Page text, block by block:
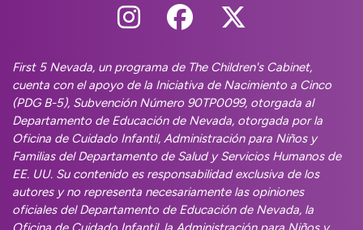
Follow Us On
Follow Us On
Follow Us
First 5 Nevada, un programa de The Children's Cabinet,
cuenta con el apoyo de la Iniciativa de Nacimiento a Cinco
(PDG B-5), Subvención Número 90TP0099, otorgada al
Departamento de Educación de Nevada, otorgada por la
Oficina de Cuidado Infantil, Administración para Niños y
Familias del Departamento de Salud y Servicios Humanos de
EE. UU. Su contenido es responsabilidad exclusiva de los
autores y no representa necesariamente las opiniones
oficiales del Departamento de Educación de Nevada, la